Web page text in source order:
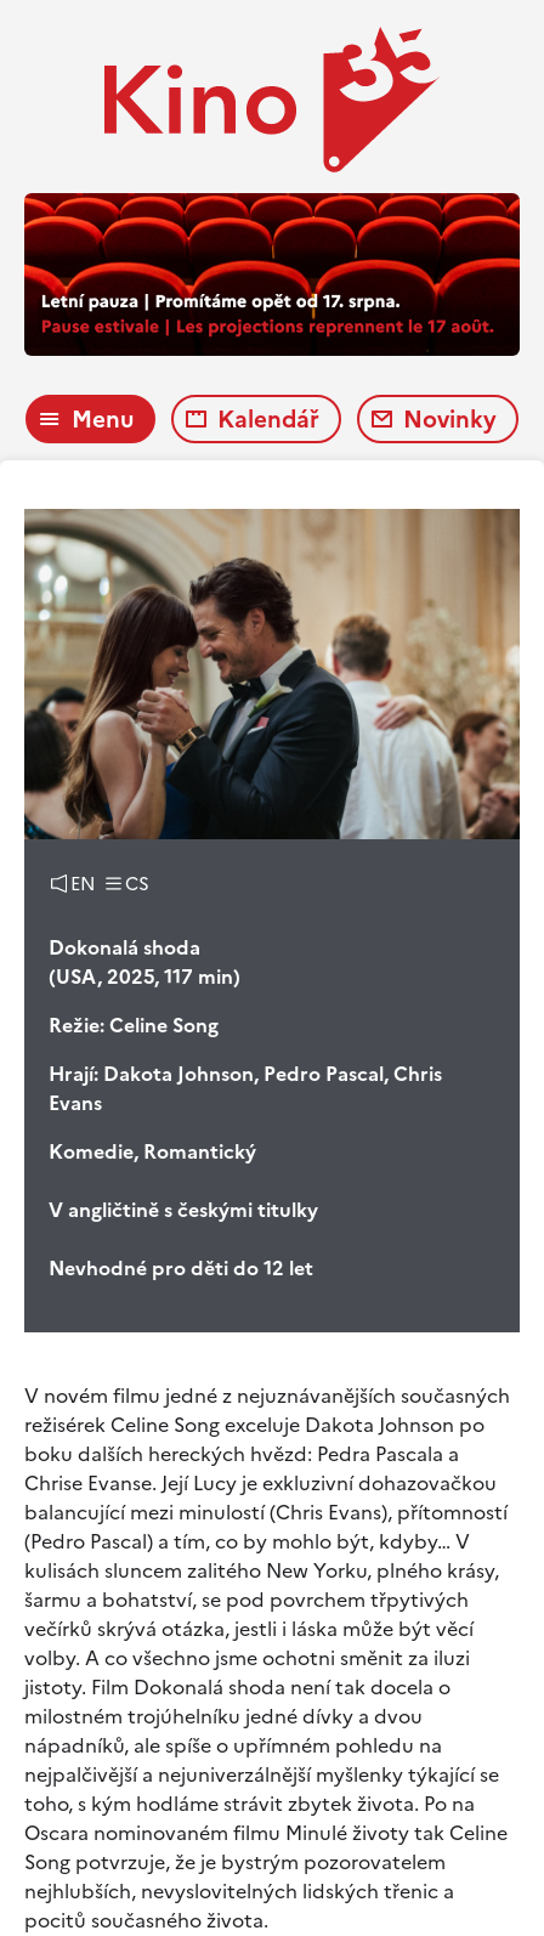
Menu Kalendář Novinky
EN CS
Dokonalá shoda
(USA, 2025, 117 min)
Režie:Celine Song
Hrají: Dakota Johnson, Pedro Pascal, Chris
Evans
Komedie, Romantický
V angličtině s českými titulky
Nevhodné pro děti do 12 let
V novém filmu jedné z nejuznávanějších současných
režisérek Celine Song exceluje Dakota Johnson po
boku dalších hereckých hvězd: Pedra Pascala a
Chrise Evanse. Její Lucy je exkluzivní dohazovačkou
balancující mezi minulostí (Chris Evans), přítomností
(Pedro Pascal) a tím, co by mohlo být, kdyby… V
kulisách sluncem zalitého New Yorku, plného krásy,
šarmu a bohatství, se pod povrchem třpytivých
večírků skrývá otázka, jestli i láska může být věcí
volby. A co všechno jsme ochotni směnit za iluzi
jistoty. Film Dokonalá shoda není tak docela o
milostném trojúhelníku jedné dívky a dvou
nápadníků, ale spíše o upřímném pohledu na
nejpalčivější a nejuniverzálnější myšlenky týkající se
toho, s kým hodláme strávit zbytek života. Po na
Oscara nominovaném filmu Minulé životy tak Celine
Song potvrzuje, že je bystrým pozorovatelem
nejhlubších, nevyslovitelných lidských třenic a
pocitů současného života.